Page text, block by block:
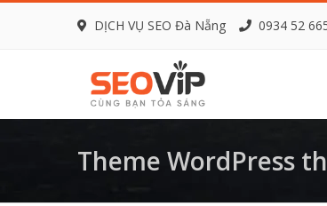
DỊCH VỤ SEO Đà Nẵng 0934 52
Theme WordPress